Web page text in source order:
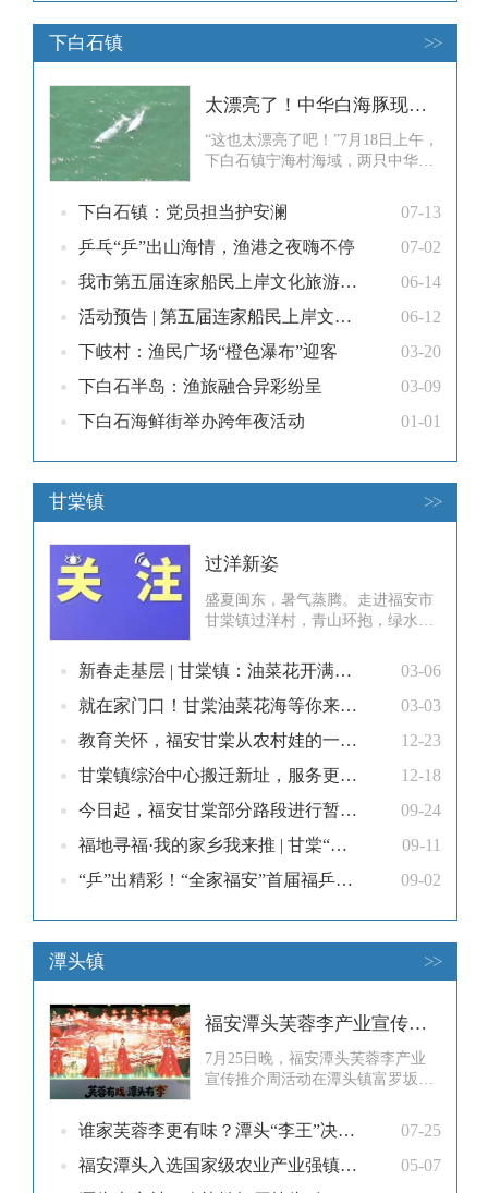
下白石镇 >>
太漂亮了！中华白海豚现身福安下白石海域
“这也太漂亮了吧！”7月18日上午，
下白石镇宁海村海域，两只中华白
围群众惊喜不已，纷纷掏出手机，
记录下这难得一见的场景。据了
解，这已是中华白海豚多次出现在
海洋环境综合整治行动，用新型环
保塑胶渔排全面取代传统泡沫、木
质渔排
下白石镇：党员担当护安澜
07-13
乒乓“乒”出山海情，渔港之夜嗨不停
07-02
我市第五届连家船民上岸文化旅游宣传活动（下白石镇下岐村分会场）启幕
06-14
活动预告 | 第五届连家船民上岸文化旅游宣传活动（下岐村分会场），等您一“岐”来！
06-12
下岐村：渔民广场“橙色瀑布”迎客
03-20
下白石半岛：渔旅融合异彩纷呈
03-09
下白石海鲜街举办跨年夜活动
01-01
甘棠镇 >>
过洋新姿
盛夏闽东，暑气蒸腾。走进福安市
甘棠镇过洋村，青山环抱，绿水绕
嘱托、感恩奋进，在产业发展道路
上奋力作为，一幅乡村振兴的美丽
画卷正徐徐铺展。过洋村的致富故
起。20世纪80年代，村里在当地民
宗部门的帮助下开始种植葡萄，成
为宁德
新春走基层 | 甘棠镇：油菜花开满地黄 春日美景引客来
03-06
就在家门口！甘棠油菜花海等你来拍拍拍~
03-03
教育关怀，福安甘棠从农村娃的一餐热饭做起
12-23
甘棠镇综治中心搬迁新址，服务更便民！
12-18
今日起，福安甘棠部分路段进行暂时封闭施工！
09-24
福地寻福·我的家乡我来推 | 甘棠“红美人”：一口爆汁的甜蜜，乡村振兴的“黄金果”
09-11
“乒”出精彩！“全家福安”首届福乒赛甘棠站选拔赛火热开赛
09-02
潭头镇 >>
福安潭头芙蓉李产业宣传推介周启动
7月25日晚，福安潭头芙蓉李产业
宣传推介周活动在潭头镇富罗坂村
有‘李’”为主题，通过文艺展演、颁
奖授牌、趣味互动、电商分享等形
式，全方位展现芙蓉李特色产业的
谁家芙蓉李更有味？潭头“李王”决出！
07-25
福安潭头入选国家级农业产业强镇项目立项名单
05-07